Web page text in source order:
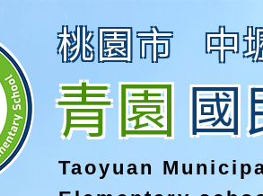
桃園市 中
青園國
Taoyuan